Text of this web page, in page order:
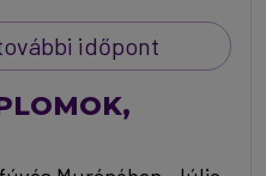
időpont